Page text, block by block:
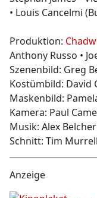
• Louis Cancelmi
Produktion:
Anthony Russo •
Szenenbild: Greg
Kostümbild: David
Maskenbild:
Kamera: Paul
Musik: Alex
Schnitt: Tim Murrell
Anzeige